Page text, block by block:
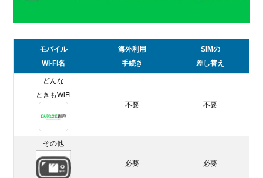
あ
2.1.
デメ
リッ
ト①
最大
接続
台数
が少
ない
2.2.
モバイル
Wi-Fi名
海外利用
手続き
SIMの
差し替え
どんな
ときもWiFi
不要
不要
その他
必要 必要